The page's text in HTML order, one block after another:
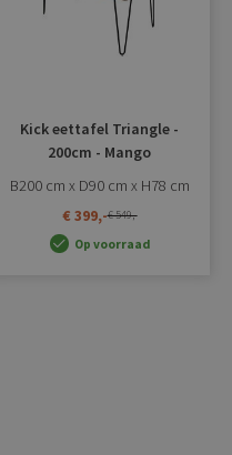
Kick eettafel Triangle -
200cm - Mango
B200 cm x D90 cm x H78 cm
€ 399,-€ 549,-
Op voorraad